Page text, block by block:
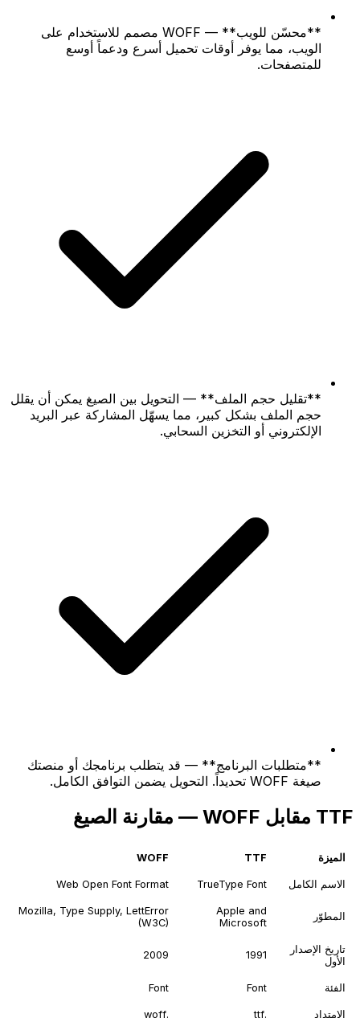
**محسّن للويب** — WOFF مصمم للاستخدام على
الويب، مما يوفر أوقات تحميل أسرع ودعماً أوسع
للمتصفحات.
**تقليل حجم الملف** — التحويل بين الصيغ يمكن أن يقلل
حجم الملف بشكل كبير، مما يسهّل المشاركة عبر البريد
الإلكتروني أو التخزين السحابي.
**متطلبات البرنامج** — قد يتطلب برنامجك أو منصتك
صيغة WOFF تحديداً. التحويل يضمن التوافق الكامل.
TTF مقابل WOFF — مقارنة الصيغ
الميزة TTF
WOFF
الاسم الكامل TrueType Font
Web Open Font Format
المطوّر
Apple and
Microsoft
Mozilla, Type Supply, LettError
(W3C)
تاريخ الإصدار
الأول
1991
2009
الفئة Font
Font
الامتداد .ttf
.woff